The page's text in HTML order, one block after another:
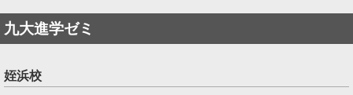
九大進学ゼミ
姪浜校